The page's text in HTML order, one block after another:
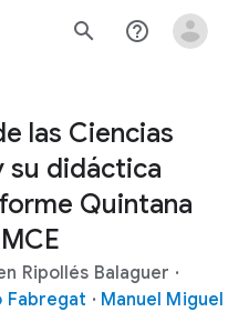
search help_outline
las Ciencias
su didáctica
Quintana
Ripollés Balaguer ·
Fabregat · Manuel Miguel